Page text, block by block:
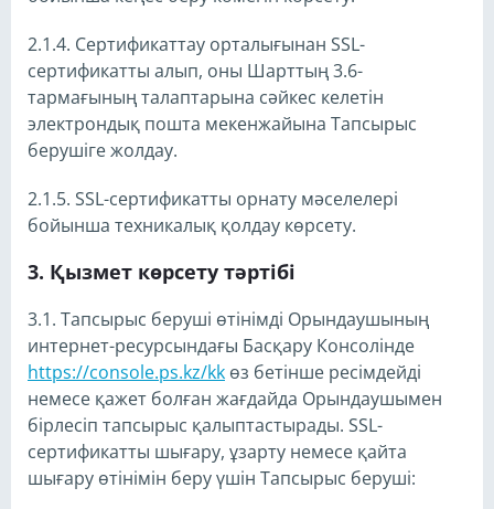
2.1.4. Сертификаттау орталығынан SSL-
сертификатты алып, оны Шарттың 3.6-
тармағының талаптарына сәйкес келетін
электрондық пошта мекенжайына Тапсырыс
берушіге жолдау.
2.1.5. SSL-сертификатты орнату мәселелері
бойынша техникалық қолдау көрсету.
Қызмет көрсету тәртібі
3.1. Тапсырыс беруші өтінімді Орындаушының
интернет-ресурсындағы Басқару Консолінде
https://console.ps.kz/kk өз бетінше ресімдейді
немесе қажет болған жағдайда Орындаушымен
бірлесіп тапсырыс қалыптастырады. SSL-
сертификатты шығару, ұзарту немесе қайта
шығару өтінімін беру үшін Тапсырыс беруші: